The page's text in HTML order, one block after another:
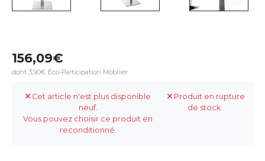
156,09
dont 3,90€ Eco-Participation Mobilier
Cet article n'est plus disponible
neuf.
Vous pouvez choisir ce produit en
reconditionné.
Produit en rupture
de stock